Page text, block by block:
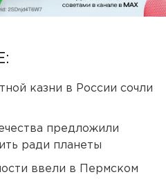
казни в России сочли
предложили
ради планеты
ввели в Пермском